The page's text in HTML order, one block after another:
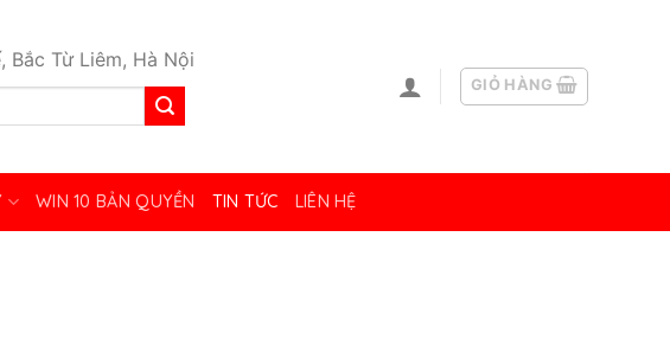
Bắc Từ Liêm, Hà Nội
GIỎ HÀNG
WIN 10 BẢN QUYỀN TIN TỨC LIÊN HỆ